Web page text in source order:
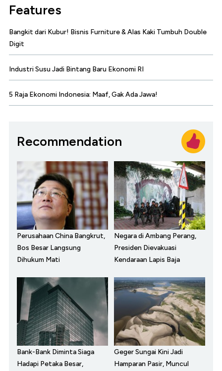
Features
Bangkit dari Kubur! Bisnis Furniture & Alas Kaki Tumbuh Double
Digit
Industri Susu Jadi Bintang Baru Ekonomi RI
5 Raja Ekonomi Indonesia: Maaf, Gak Ada Jawa!
Recommendation
Perusahaan China Bangkrut,
Bos Besar Langsung
Dihukum Mati
Negara di Ambang Perang,
Presiden Dievakuasi
Kendaraan Lapis Baja
Bank-Bank Diminta Siaga
Hadapi Petaka Besar,
Geger Sungai Kini Jadi
Hamparan Pasir, Muncul